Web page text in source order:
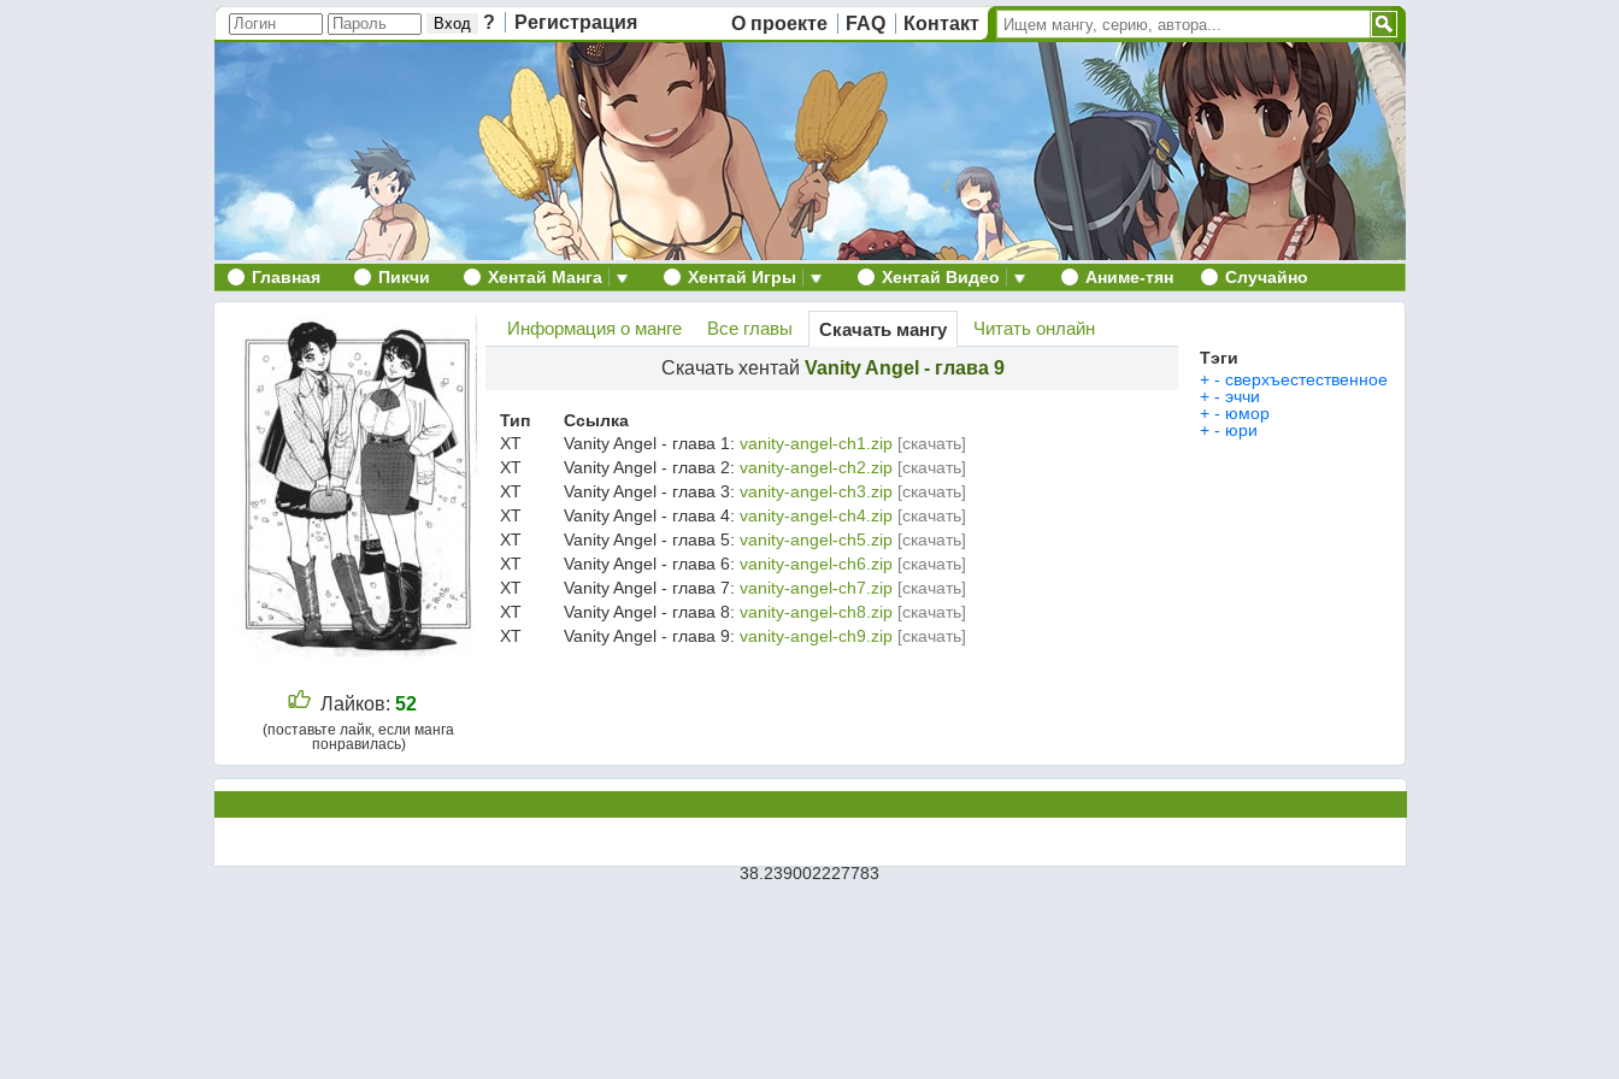
? Регистрация О проекте FAQ Контакт
Главная Пикчи Хентай Манга Хентай Игры Хентай Видео Аниме-тян Случайно
Лайков: 52
(поставьте лайк, если манга
понравилась)
Информация о манге Все главы Скачать мангу
Читать онлайн
Скачать хентай Vanity Angel - глава 9
Тип
Ссылка
ХТ
Vanity Angel - глава 1: vanity-angel-ch1.zip [скачать]
ХТ
Vanity Angel - глава 2: vanity-angel-ch2.zip [скачать]
ХТ
Vanity Angel - глава 3: vanity-angel-ch3.zip [скачать]
ХТ
Vanity Angel - глава 4: vanity-angel-ch4.zip [скачать]
ХТ
Vanity Angel - глава 5: vanity-angel-ch5.zip [скачать]
ХТ
Vanity Angel - глава 6: vanity-angel-ch6.zip [скачать]
ХТ
Vanity Angel - глава 7: vanity-angel-ch7.zip [скачать]
ХТ
Vanity Angel - глава 8: vanity-angel-ch8.zip [скачать]
ХТ
Vanity Angel - глава 9: vanity-angel-ch9.zip [скачать]
Тэги
+ - сверхъестественное
+ - эччи
+ - юмор
+ - юри
38.239002227783